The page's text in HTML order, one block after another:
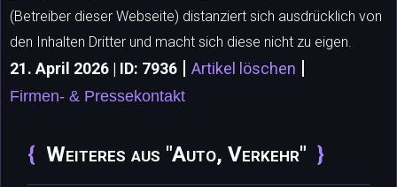
(Betreiber dieser Webseite) distanziert sich ausdrücklich von
den Inhalten Dritter und macht sich diese nicht zu eigen.
21. April 2026 | ID: 7936 | Artikel löschen |
Firmen- & Pressekontakt
Weiteres aus "Auto, Verkehr"